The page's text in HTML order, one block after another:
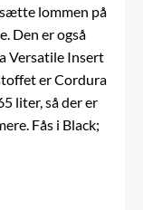
lommen på
Den er også
Versatile Insert
er Cordura
liter, så der er
Fås i Black;